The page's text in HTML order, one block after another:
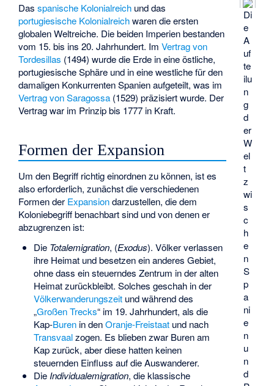
Di
e
A
uf
te
ilu
n
g
d
er
W
el
t
z
wi
s
c
h
e
n
S
p
a
ni
e
n
u
n
d
Dasspanische Kolonialreich und das
portugiesische Kolonialreichwaren die ersten
globalen Weltreiche. Die beiden Imperien bestanden
vom 15. bis ins 20. Jahrhundert. ImVertrag von
Tordesillas (1494) wurde die Erde in eine östliche,
portugiesische Sphäre und in eine westliche für den
damaligen Konkurrenten Spanien aufgeteilt, was im
Vertrag von Saragossa (1529) präzisiert wurde. Der
Vertrag war im Prinzip bis 1777 in Kraft.
Formen der Expansion
Um den Begriff richtig einordnen zu können, ist es
also erforderlich, zunächst die verschiedenen
Formen der Expansiondarzustellen, die dem
Koloniebegriff benachbart sind und von denen er
abzugrenzen ist:
Die Totalemigration, (Exodus). Völker verlassen
ihre Heimat und besetzen ein anderes Gebiet,
ohne dass ein steuerndes Zentrum in der alten
Heimat zurückbleibt. Solches geschah in der
Völkerwanderungszeitund während des
„Großen Trecks“ im 19. Jahrhundert, als die
Kap-Burenin denOranje-Freistaatund nach
Transvaalzogen. Es blieben zwar Buren am
Kap zurück, aber diese hatten keinen
steuernden Einfluss auf die Auswanderer.
DieIndividualemigration, die klassische